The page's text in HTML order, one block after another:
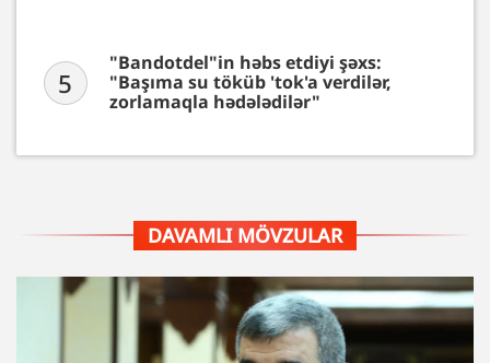
5
"Bandotdel"in həbs etdiyi şəxs:
"Başıma su töküb 'tok'a verdilər,
zorlamaqla hədələdilər"
DAVAMLI MÖVZULAR